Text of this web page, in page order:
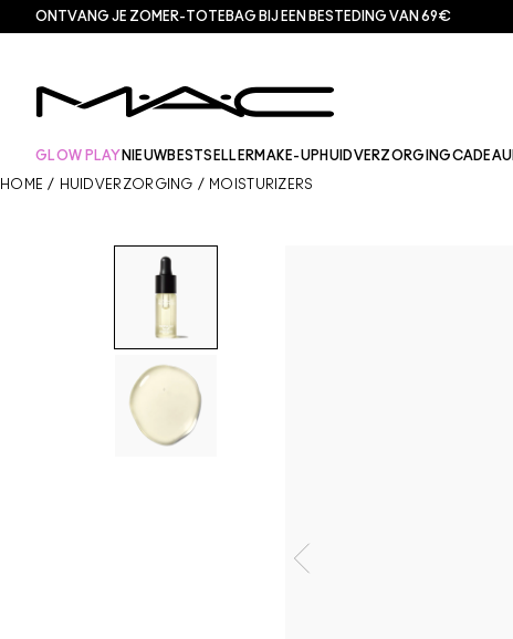
ONTVANG JE ZOMER-TOTEBAG BIJ EEN BESTEDING VAN 69€
GLOW PLAY NIEUWBESTSELLER MAKE-UP HUIDVERZORGINGCADEAU
HOME / HUIDVERZORGING / MOISTURIZERS